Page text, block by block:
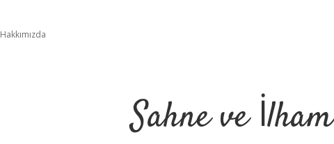
Hakkımızda
Sahne ve İlham